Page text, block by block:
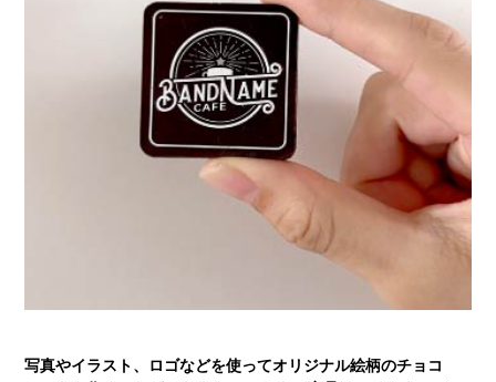
写真やイラスト、ロゴなどを使ってオリジナル絵柄のチョコ